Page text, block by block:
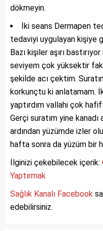
dökmeyin.
İki seans Dermapen
tedaviyi uygulayan kişiye
Bazı kişiler aşırı
seviyem çok yüksektir
şekilde acı çektim.
korkunçtu ki anlatamam.
yaptırdım vallahi çok
Gerçi suratım yine kanadı
ardından yüzümde izler
hafta sonra da yüzüm bir
İlginizi çekebilecek içerik:
Yaptırmak
Sağlık Kanalı Facebook
edebilirsiniz.